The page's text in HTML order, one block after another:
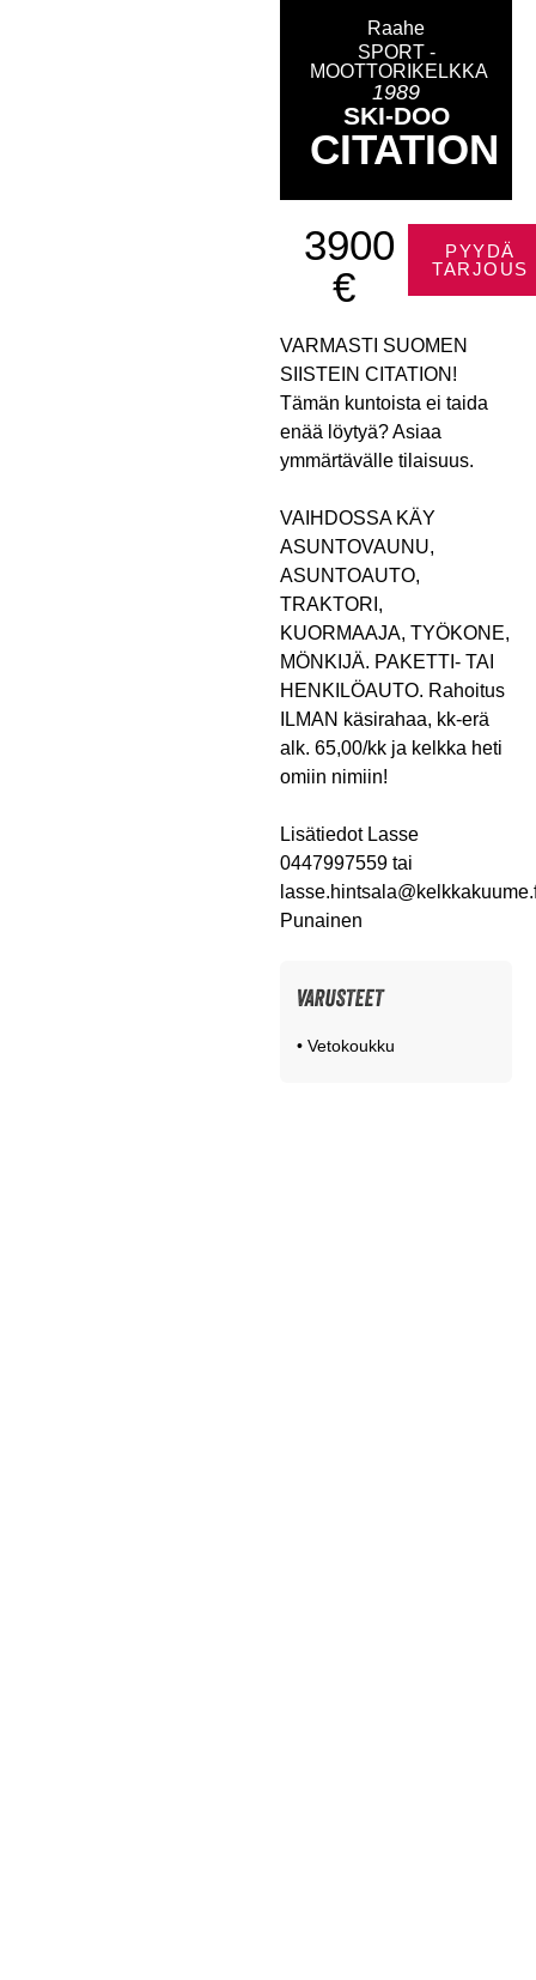
Raahe
SPORT -
MOOTTORIKELKKA
1989
SKI-DOO
CITATION
3900
€
PYYDÄ
TARJOUS
VARMASTI SUOMEN
SIISTEIN CITATION!
Tämän kuntoista ei taida
enää löytyä? Asiaa
ymmärtävälle tilaisuus.
VAIHDOSSA KÄY
ASUNTOVAUNU,
ASUNTOAUTO,
TRAKTORI,
KUORMAAJA, TYÖKONE,
MÖNKIJÄ. PAKETTI- TAI
HENKILÖAUTO. Rahoitus
ILMAN käsirahaa, kk-erä
alk. 65,00/kk ja kelkka heti
omiin nimiin!
Lisätiedot Lasse
0447997559 tai
Punainen
VARUSTEET
• Vetokoukku